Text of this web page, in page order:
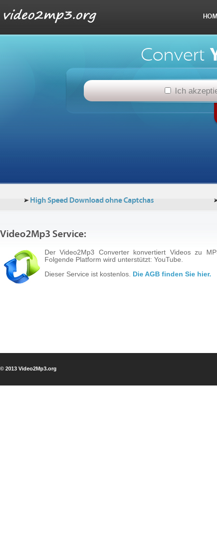
Convert
Ich
High Speed Download ohne Captchas
Video2Mp3 Service:
Der Video2Mp3 Converter konvertiert Videos zu
Folgende Platform wird unterstützt: YouTube.
Dieser Service ist kostenlos.
Die AGB finden Sie hier.
© 2013 Video2Mp3.org